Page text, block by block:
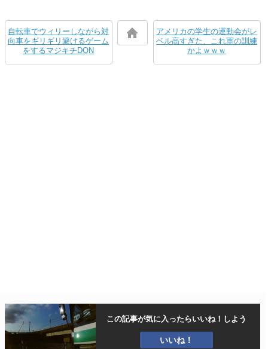
自転車でウィリーしながら対
向車をギリギリ避けるゲーム
をするマジキチDQN
アメリカの学生の運動会がレ
ベル高すぎた、これ軍の訓練
かよｗｗｗ
この記事が気に入ったらいいね！しよう
いいね！